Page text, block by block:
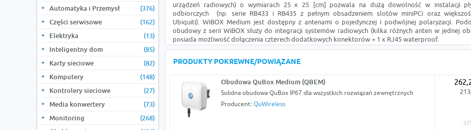
Automatyka i Przemysł
(376)
Części serwisowe
(162)
Elektryka
(13)
Inteligentny dom
(85)
Karty sieciowe
(82)
Komputery
(148)
Kontrolery sieciowe
(27)
Media konwertery
(73)
Monitoring
(268)
urządzeń radiowych) o wymiarach 25 x 25 [cm] pozwala na dużą dowolność w instalacji
odbiorczych (np. serie RB433 i RB435 z pełnym obsadzeniem slotów miniPCi oraz
Ubiquiti). WiBOX Medium jest dostępny z antenami o pojedynczej i podwójnej polaryzacji.
obudowy z serii WiBOX służy do integracji systemów radiowych (kilka różnych anten w jednej
posiada możliwość dołączenia czterech dodatkowych konektorów + 1 x RJ45 waterproof.
PRODUKTY POKREWNE/POWIĄZANE
Obudowa QuBox Medium (QBEM)
Solidna obudowa QuBox IP67 dla wszystkich rozwiązań zewnętrznych
Producent: QuWireless